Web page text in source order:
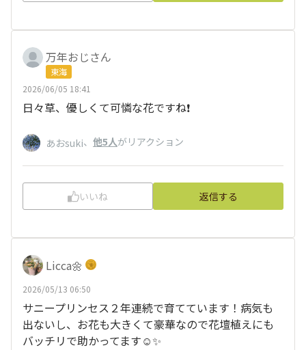
万年おじさん
東海
2026/06/05 18:41
日々草、優しくて可憐な花ですね❗️
あおsuki、 他5人がリアクション
いいね 返信する
Licca🌼
2026/05/13 06:50
サニープリンセス２年連続で育てています！病気も
出ないし、お花も大きくて豪華なので花壇植えにも
バッチリで助かってます☺️✨